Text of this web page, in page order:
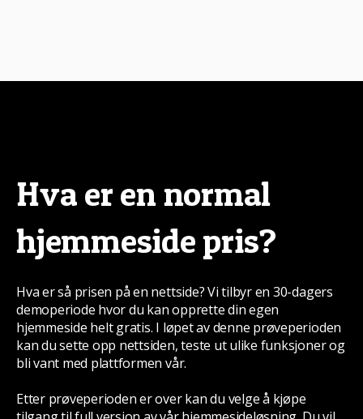
Hva er en normal
hjemmeside pris?
Hva er så prisen på en nettside? Vi tilbyr en 30-dagers
demoperiode hvor du kan opprette din egen
hjemmeside helt gratis. I løpet av denne prøveperioden
kan du sette opp nettsiden, teste ut ulike funksjoner og
bli vant med plattformen vår.
Etter prøveperioden er over kan du velge å kjøpe